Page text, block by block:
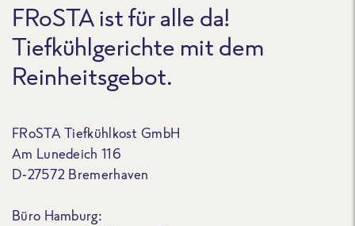
FRoSTA ist für alle da!
Tiefkühlgerichte mit dem
Reinheitsgebot.
FRoSTA Tiefkühlkost GmbH
Am Lunedeich 116
D-27572 Bremerhaven
Büro Hamburg: